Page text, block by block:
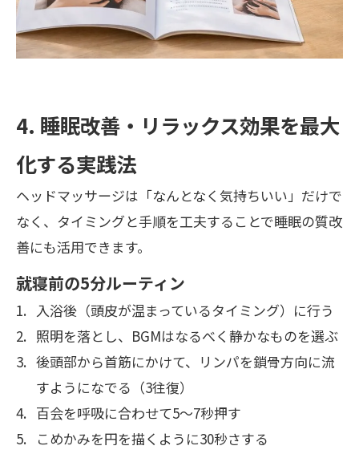
4. 睡眠改善・リラックス効果を最大
化する実践法
ヘッドマッサージは「なんとなく気持ちいい」だけで
なく、タイミングと手順を工夫することで睡眠の質改
善にも活用できます。
就寝前の5分ルーティン
入浴後（頭皮が温まっているタイミング）に行う
照明を落とし、BGMはなるべく静かなものを選ぶ
後頭部から首筋にかけて、リンパを鎖骨方向に流
すようになでる（3往復）
百会を呼吸に合わせて5〜7秒押す
こめかみを円を描くように30秒さする